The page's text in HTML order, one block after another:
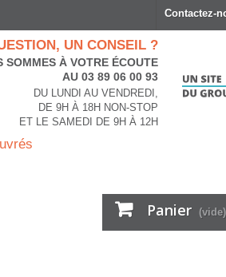
Contactez-
UN CONSEIL ?
SOMMES À VOTRE ÉCOUTE
AU 03 89 06 00 93
DU LUNDI AU VENDREDI,
DE 9H À 18H NON-STOP
ET LE SAMEDI DE 9H À 12H
Panier (vide)